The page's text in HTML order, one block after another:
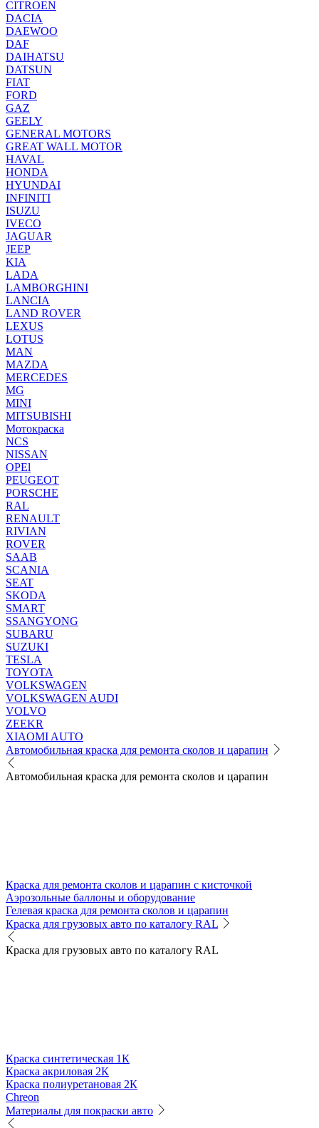
CITROEN
DACIA
DAEWOO
DAF
DAIHATSU
DATSUN
FIAT
FORD
GAZ
GEELY
GENERAL MOTORS
GREAT WALL MOTOR
HAVAL
HONDA
HYUNDAI
INFINITI
ISUZU
IVECO
JAGUAR
JEEP
KIA
LADA
LAMBORGHINI
LANCIA
LAND ROVER
LEXUS
LOTUS
MAN
MAZDA
MERCEDES
MG
MINI
MITSUBISHI
Мотокраска
NCS
NISSAN
OPEl
PEUGEOT
PORSCHE
RAL
RENAULT
RIVIAN
ROVER
SAAB
SCANIA
SEAT
SKODA
SMART
SSANGYONG
SUBARU
SUZUKI
TESLA
TOYOTA
VOLKSWAGEN
VOLKSWAGEN AUDI
VOLVO
ZEEKR
XIAOMI AUTO
Автомобильная краска для ремонта сколов и царапин
Автомобильная краска для ремонта сколов и царапин
Краска для ремонта сколов и царапин с кисточкой
Аэрозольные баллоны и оборудование
Гелевая краска для ремонта сколов и царапин
Краска для грузовых авто по каталогу RAL
Краска для грузовых авто по каталогу RAL
Краска синтетическая 1К
Краска акриловая 2К
Краска полиуретановая 2К
Chreon
Материалы для покраски авто